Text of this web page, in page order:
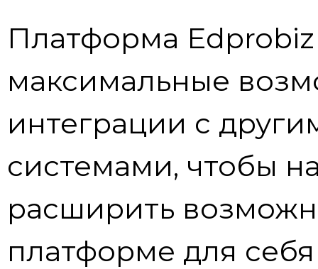
Платформа Edprobiz
максимальные
интеграции с
системами, чтобы
расширить
платформе для